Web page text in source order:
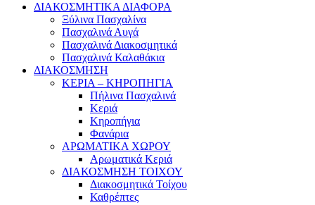
ΔΙΑΚΟΣΜΗΤΙΚΑ ΔΙΑΦΟΡΑ
Ξύλινα Πασχαλίνα
Πασχαλινά Αυγά
Πασχαλινά Διακοσμητικά
Πασχαλινά Καλαθάκια
ΔΙΑΚΟΣΜΗΣΗ
ΚΕΡΙΑ – ΚΗΡΟΠΗΓΙΑ
Πήλινα Πασχαλινά
Κεριά
Κηροπήγια
Φανάρια
ΑΡΩΜΑΤΙΚΑ ΧΩΡΟΥ
Αρωματικά Κεριά
ΔΙΑΚΟΣΜΗΣΗ ΤΟΙΧΟΥ
Διακοσμητικά Τοίχου
Καθρέπτες